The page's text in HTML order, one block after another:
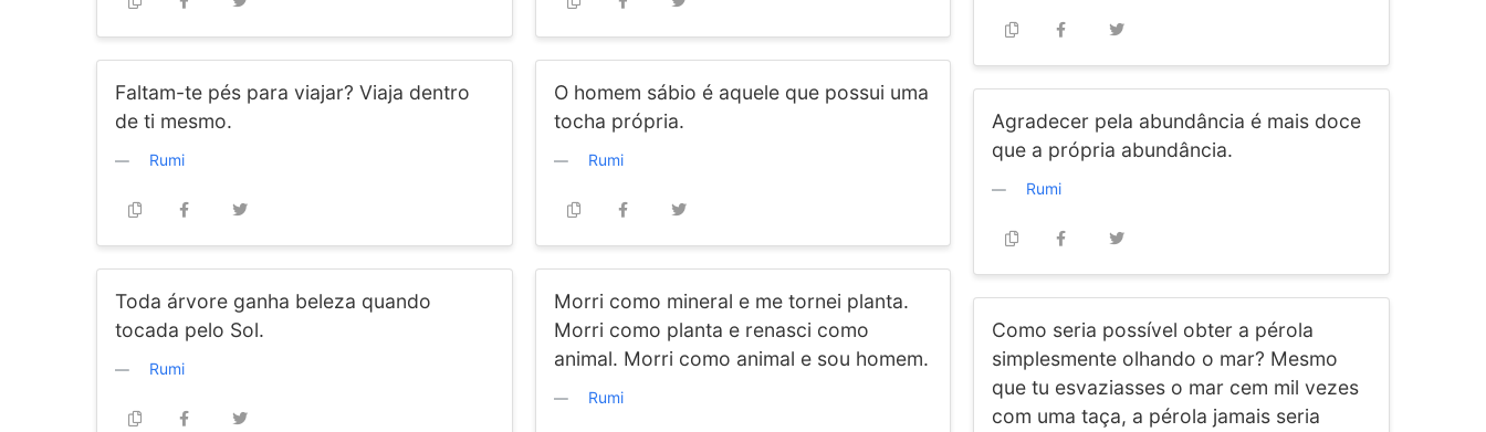
Faltam-te pés para viajar? Viaja dentro
de ti mesmo.
Rumi
Toda árvore ganha beleza quando
tocada pelo Sol.
Rumi
O homem sábio é aquele que possui uma
tocha própria.
Rumi
Morri como mineral e me tornei planta.
Morri como planta e renasci como
animal. Morri como animal e sou homem.
Rumi
Agradecer pela abundância é mais doce
que a própria abundância.
Rumi
Como seria possível obter a pérola
simplesmente olhando o mar? Mesmo
que tu esvaziasses o mar cem mil vezes
com uma taça, a pérola jamais seria